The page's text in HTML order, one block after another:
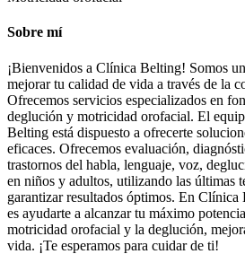
Sobre mí
¡Bienvenidos a Clínica Belting! Somos
mejorar tu calidad de vida a través de la
Ofrecemos servicios especializados en
deglución y motricidad orofacial. El
Belting está dispuesto a ofrecerte
eficaces. Ofrecemos evaluación,
trastornos del habla, lenguaje, voz,
en niños y adultos, utilizando las últimas
garantizar resultados óptimos. En
es ayudarte a alcanzar tu máximo
motricidad orofacial y la deglución,
vida. ¡Te esperamos para cuidar de ti!